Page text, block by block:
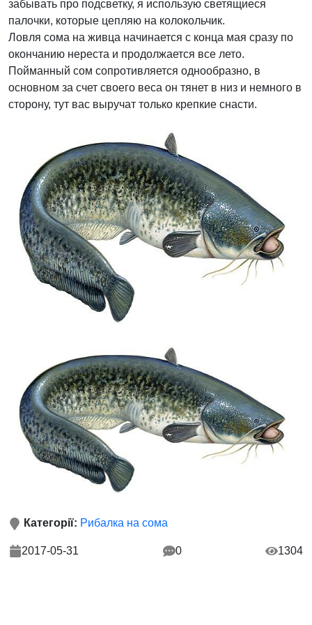
забывать про подсветку, я использую светящиеся
палочки, которые цепляю на колокольчик.
Ловля сома на живца начинается с конца мая сразу по
окончанию нереста и продолжается все лето.
Пойманный сом сопротивляется однообразно, в
основном за счет своего веса он тянет в низ и немного в
сторону, тут вас выручат только крепкие снасти.
Категорії: Рибалка на сома
2017-05-31 0 1304